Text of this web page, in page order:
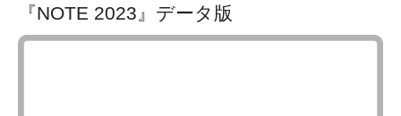
『NOTE 2023』データ版